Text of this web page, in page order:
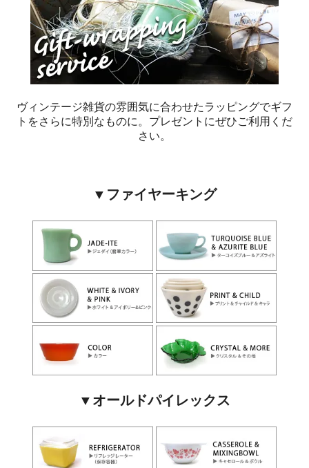
ヴィンテージ雑貨の雰囲気に合わせたラッピングでギフ
トをさらに特別なものに。プレゼントにぜひご利用くだ
さい。
▼ファイヤーキング
▼オールドパイレックス